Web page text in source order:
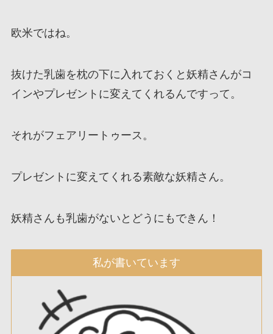
欧米ではね。
抜けた乳歯を枕の下に入れておくと妖精さんがコ
インやプレゼントに変えてくれるんですって。
それがフェアリートゥース。
プレゼントに変えてくれる素敵な妖精さん。
妖精さんも乳歯がないとどうにもできん！
私が書いています